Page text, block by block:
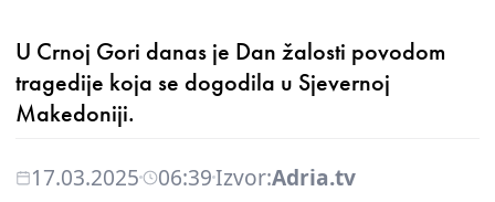
U Crnoj Gori danas je Dan žalosti povodom
tragedije koja se dogodila u Sjevernoj
Makedoniji.
17.03.2025 06:39Izvor:Adria.tv